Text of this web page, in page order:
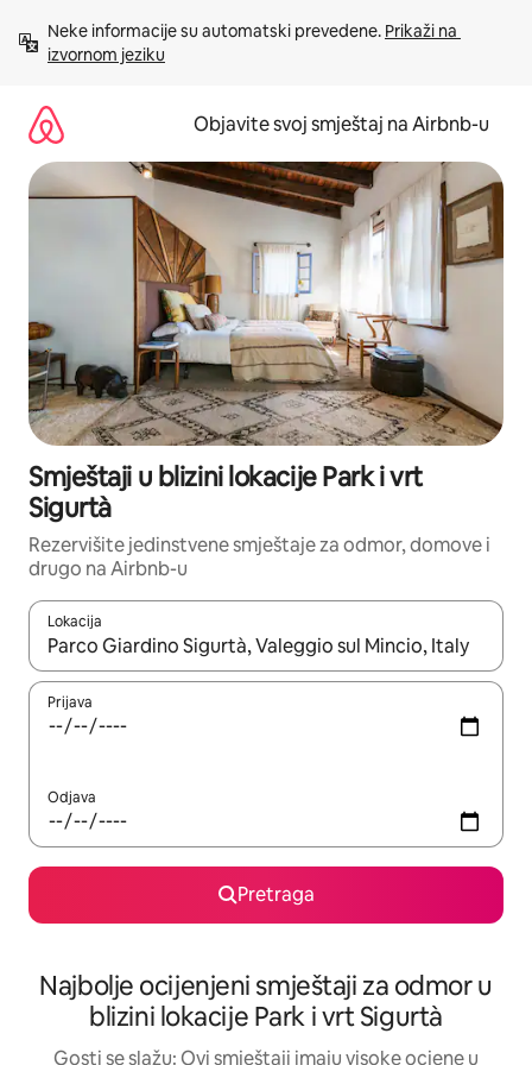
sadržaj
Neke informacije su automatski prevedene. Prikaži na
izvornom jeziku
Objavite svoj smještaj na Airbnb-u
Smještaji u blizini lokacije Park i vrt
Sigurtà
Rezervišite jedinstvene smještaje za odmor, domove i
drugo na Airbnb-u
Lokacija
Kad su rezultati dostupni, možete da se krećete kroz njih
Prijava
Odjava
Pretraga
Najbolje ocijenjeni smještaji za odmor u
blizini lokacije Park i vrt Sigurtà
Gosti se slažu: Ovi smještaji imaju visoke ocjene u